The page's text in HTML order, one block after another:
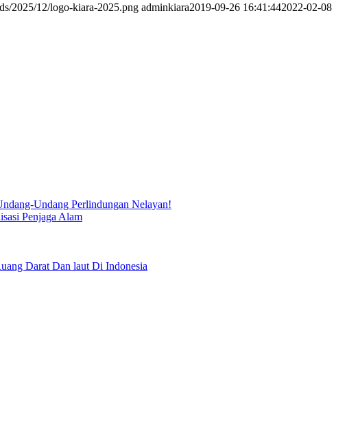
2025/12/logo-kiara-2025.png adminkiara2019-09-26 16:41:442022-02-08
Undang Perlindungan Nelayan!
Penjaga Alam
Darat Dan laut Di Indonesia